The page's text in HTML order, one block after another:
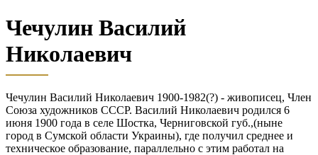
Чечулин Василий
Николаевич
Чечулин Василий Николаевич 1900-1982(?) - живописец, Член
Союза художников СССР. Василий Николаевич родился 6
июня 1900 года в селе Шостка, Черниговской губ.,(ныне
город в Сумской области Украины), где получил среднее и
техническое образование, параллельно с этим работал на